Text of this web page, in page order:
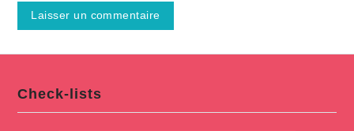
Check-lists